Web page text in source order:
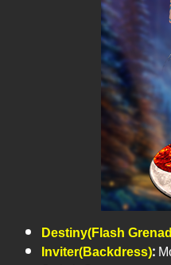
Destiny(Flash
Inviter(Backdress):